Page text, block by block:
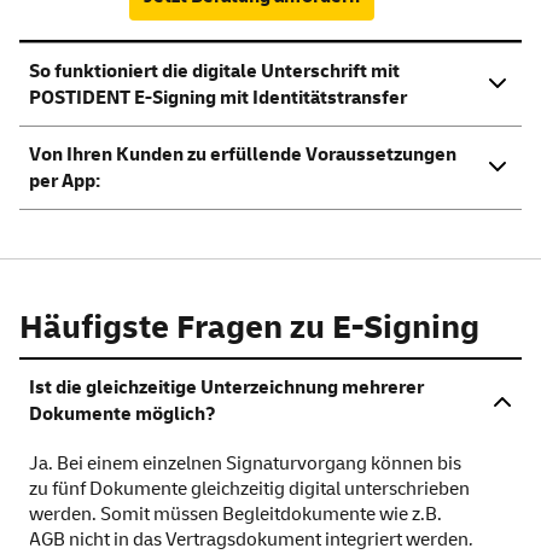
So funktioniert die digitale Unterschrift mit
POSTIDENT E-Signing mit Identitätstransfer
Von Ihren Kunden zu erfüllende Voraussetzungen
perApp:
Häufigste Fragen zu E-Signing
Ist die gleichzeitige Unterzeichnung mehrerer
Dokumente möglich?
Ja. Bei einem einzelnen Signaturvorgang können bis
zu fünf Dokumente gleichzeitig digital unterschrieben
werden. Somit müssen Begleitdokumente wie z.B.
AGB nicht in das Vertragsdokument integriert werden.